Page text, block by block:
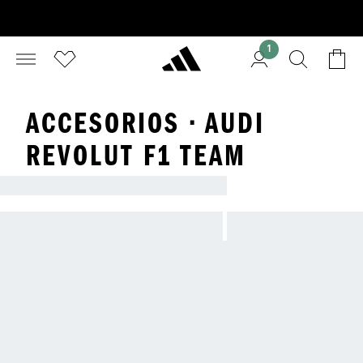
1
ACCESORIOS · AUDI
REVOLUT F1 TEAM